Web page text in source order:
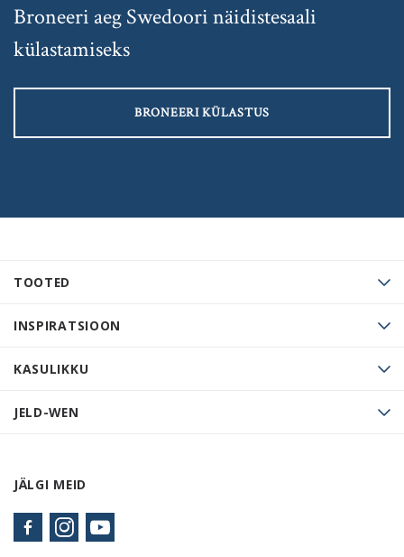
TOOTED
INSPIRATSIOON
KASULIKKU
JELD-WEN
JÄLGI MEID
Broneeri aeg Swedoori näidistesaali
külastamiseks
BRONEERI KÜLASTUS